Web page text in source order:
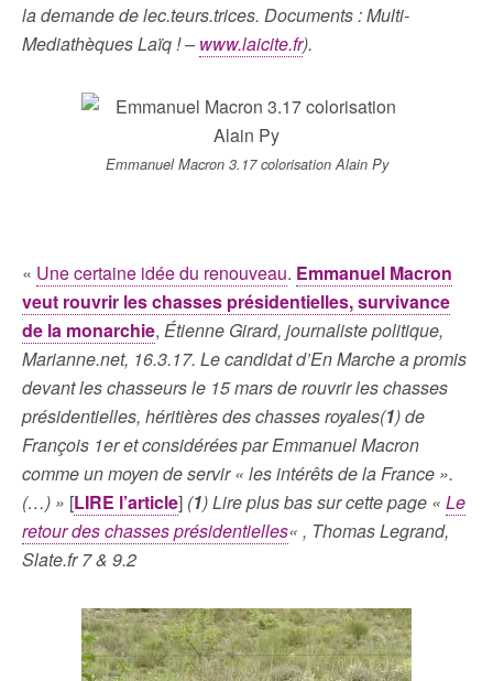
la demande de lec.teurs.trices. Documents : Multi-
Mediathèques Laïq ! –www.laicite.fr).
Emmanuel Macron 3.17 colorisation Alain Py
« Une certaine idée du renouveau. Emmanuel Macron
veut rouvrir les chasses présidentielles, survivance
de la monarchie, Étienne Girard, journaliste politique,
Marianne.net, 16.3.17. Le candidat d’En Marche a promis
devant les chasseurs le 15 mars de rouvrir les chasses
présidentielles, héritières des chasses royales(1) de
François 1er et considérées par Emmanuel Macron
comme un moyen de servir « les intérêts de la France ».
(…) » [LIRE l’article] (1) Lire plus bas sur cette page « Le
retour des chasses présidentielles« , Thomas Legrand,
Slate.fr 7 & 9.2